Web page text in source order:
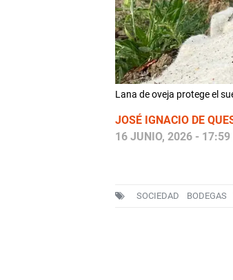
Lana de oveja protege el
JOSÉ IGNACIO DE
16 JUNIO, 2026 - 17:59
SOCIEDAD BODEGAS